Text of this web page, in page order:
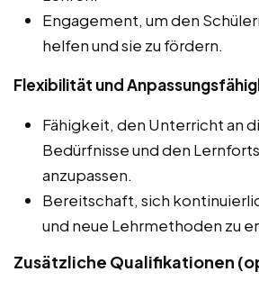
Engagement, um den
helfen und sie zu fördern.
Flexibilität und
Fähigkeit, den Unterricht an
Bedürfnisse und den
anzupassen.
Bereitschaft, sich
und neue Lehrmethoden zu
Zusätzliche Qualifikationen